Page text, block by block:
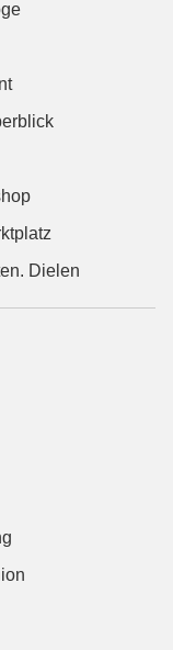
Dielen